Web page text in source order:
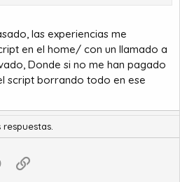
las experiencias me
en el home/ con un llamado a
Donde si no me han pagado
script borrando todo en ese
WhatsApp